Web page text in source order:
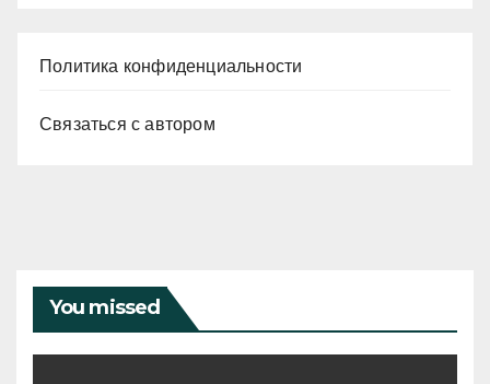
Политика конфиденциальности
Связаться с автором
You missed